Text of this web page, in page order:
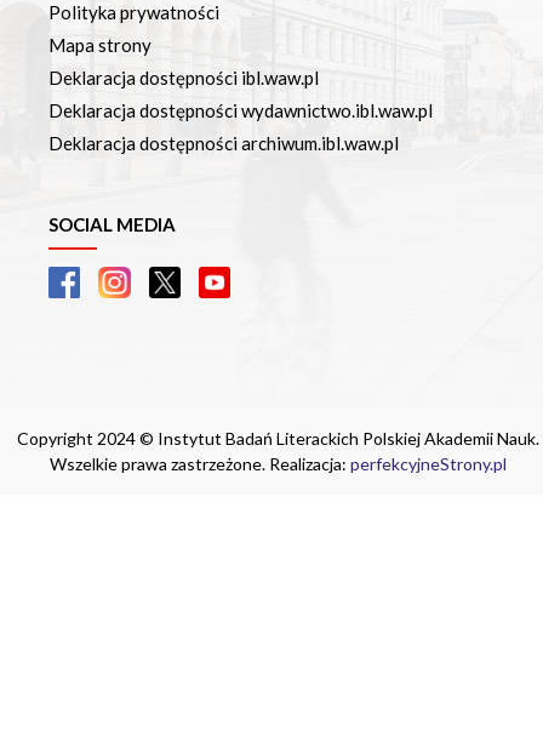
Polityka prywatności
Mapa strony
Deklaracja dostępności ibl.waw.pl
Deklaracja dostępności wydawnictwo.ibl.waw.pl
Deklaracja dostępności archiwum.ibl.waw.pl
SOCIAL MEDIA
Copyright 2024 © Instytut Badań Literackich Polskiej Akademii Nauk.
Wszelkie prawa zastrzeżone. Realizacja: perfekcyjneStrony.pl